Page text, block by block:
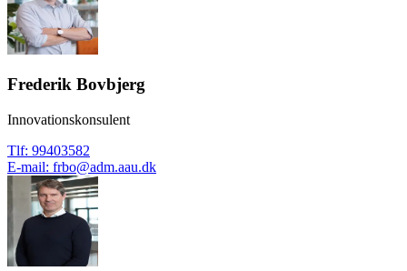
Frederik Bovbjerg
Innovationskonsulent
Tlf: 99403582
E-mail: frbo@adm.aau.dk